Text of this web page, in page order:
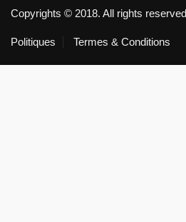
Copyrights © 2018. All rights reserved
Politiques Termes & Conditions